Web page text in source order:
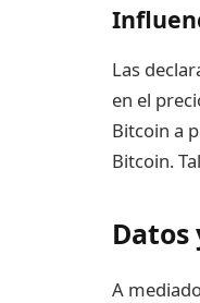
Las
en el
Bitcoin a
Bitcoin.
Datos
A